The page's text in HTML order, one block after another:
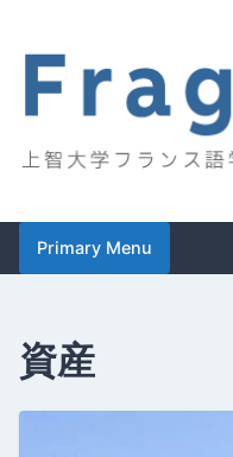
content
Frago95
Primary Menu
資産